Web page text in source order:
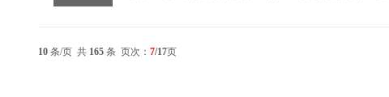
10 条/页 共 165 条 页次： 7/17页